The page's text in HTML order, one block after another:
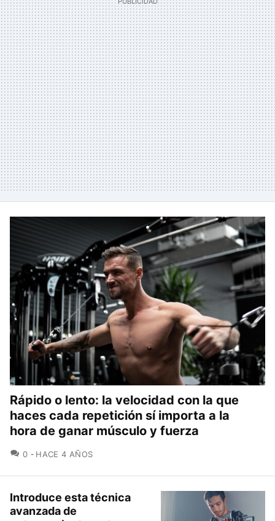
Rápido o lento: la velocidad con la que
haces cada repetición sí importa a la
hora de ganar músculo y fuerza
0 COMENTARIOS
HACE 4 AÑOS
Introduce esta técnica
avanzada de